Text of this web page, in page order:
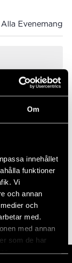
Om
innehållet
funktioner
Vi
och annan
och
med.
med annan
som de har
Alla Evenemang